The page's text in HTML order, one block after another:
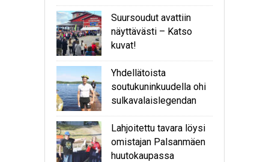
Suursoudut avattiin
näyttävästi – Katso
kuvat!
Yhdellätoista
soutukuninkuudella ohi
sulkavalaislegendan
Lahjoitettu tavara löysi
omistajan Palsanmäen
huutokaupassa